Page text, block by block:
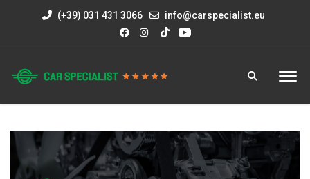
(+39) 031 431 3066 info@carspecialist.eu